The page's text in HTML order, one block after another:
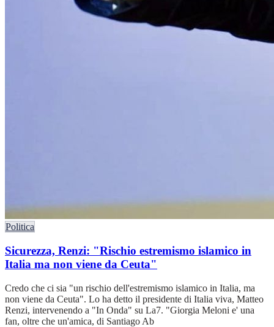
Politica
Sicurezza, Renzi: "Rischio estremismo islamico in
Italia ma non viene da Ceuta"
Credo che ci sia "un rischio dell'estremismo islamico in Italia, ma
non viene da Ceuta". Lo ha detto il presidente di Italia viva, Matteo
Renzi, intervenendo a "In Onda" su La7. "Giorgia Meloni e' una
fan, oltre che un'amica, di Santiago Ab